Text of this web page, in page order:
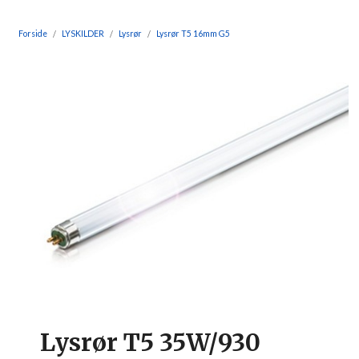
Forside LYSKILDER Lysrør Lysrør T5 16mm G5
Lysrør T5 35W/930